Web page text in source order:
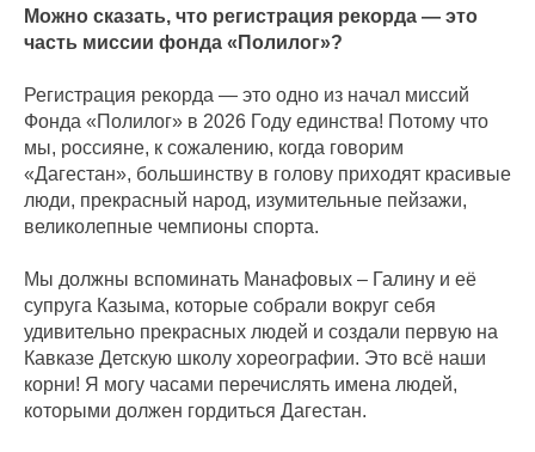
Можно сказать, что регистрация рекорда — это
часть миссии фонда «Полилог»?
Регистрация рекорда — это одно из начал миссий
Фонда «Полилог» в 2026 Году единства! Потому что
мы, россияне, к сожалению, когда говорим
«Дагестан», большинству в голову приходят красивые
люди, прекрасный народ, изумительные пейзажи,
великолепные чемпионы спорта.
Мы должны вспоминать Манафовых – Галину и её
супруга Казыма, которые собрали вокруг себя
удивительно прекрасных людей и создали первую на
Кавказе Детскую школу хореографии. Это всё наши
корни! Я могу часами перечислять имена людей,
которыми должен гордиться Дагестан.